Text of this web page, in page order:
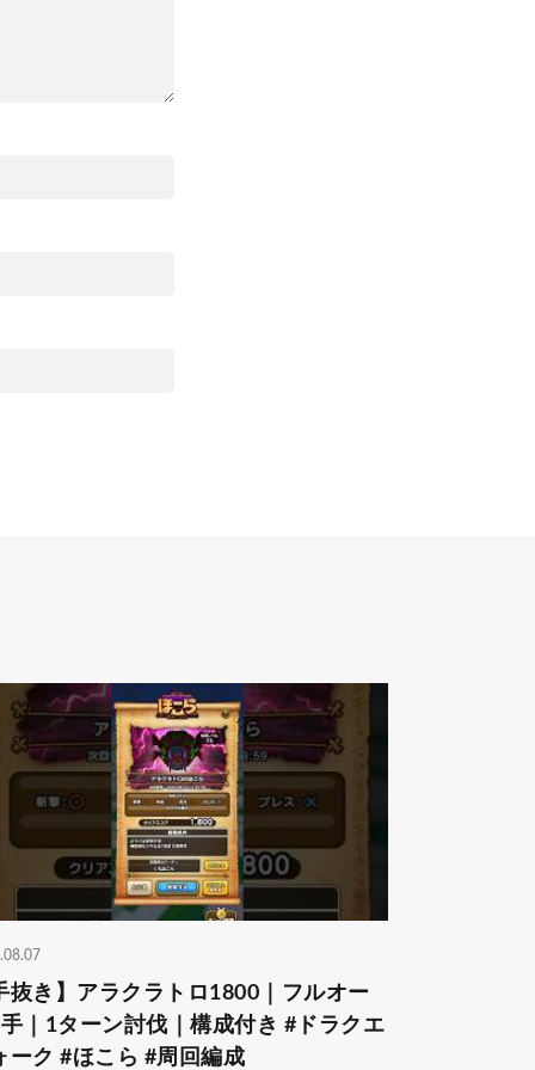
抜き】アラクラトロ1800｜フルオー
手｜1ターン討伐｜構成付き #ドラクエ
ーク #ほこら #周回編成